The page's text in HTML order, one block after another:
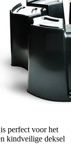
perfect voor het
kindveilige deksel